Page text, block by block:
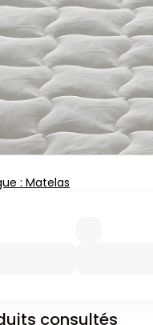
: Matelas
consultés